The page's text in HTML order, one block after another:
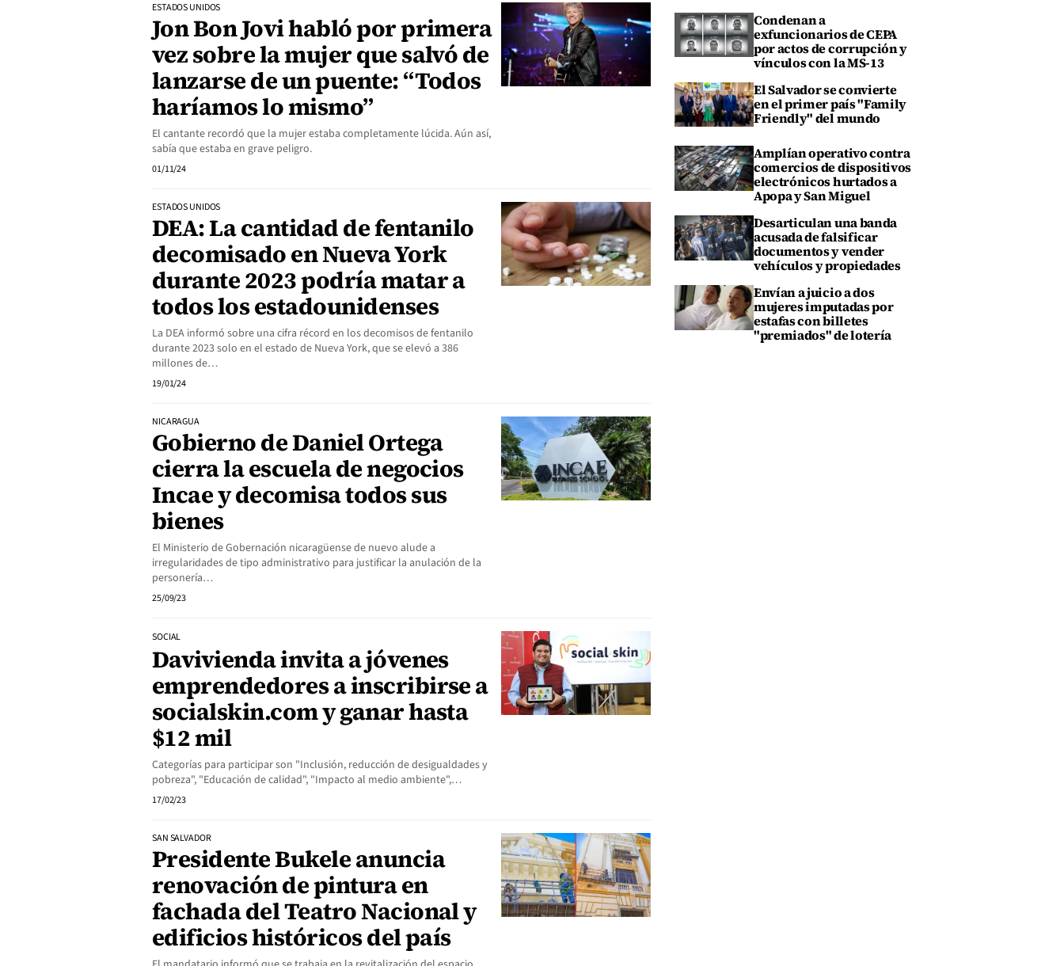
ESTADOS UNIDOS
Jon Bon Jovi habló por primera
vez sobre la mujer que salvó de
lanzarse de un puente: “Todos
haríamos lo mismo”
El cantante recordó que la mujer estaba completamente lúcida. Aún así,
sabía que estaba en grave peligro.
01/11/24
ESTADOS UNIDOS
DEA: La cantidad de fentanilo
decomisado en Nueva York
durante 2023 podría matar a
todos los estadounidenses
La DEA informó sobre una cifra récord en los decomisos de fentanilo
durante 2023 solo en el estado de Nueva York, que se elevó a 386
millones de…
19/01/24
NICARAGUA
Gobierno de Daniel Ortega
cierra la escuela de negocios
Incae y decomisa todos sus
bienes
El Ministerio de Gobernación nicaragüense de nuevo alude a
irregularidades de tipo administrativo para justificar la anulación de la
personería…
25/09/23
SOCIAL
Davivienda invita a jóvenes
emprendedores a inscribirse a
socialskin.com y ganar hasta
$12 mil
Categorías para participar son "Inclusión, reducción de desigualdades y
pobreza", "Educación de calidad", "Impacto al medio ambiente",…
17/02/23
SAN SALVADOR
Presidente Bukele anuncia
renovación de pintura en
fachada del Teatro Nacional y
edificios históricos del país
Condenan a
exfuncionarios de CEPA
por actos de corrupción y
vínculos con la MS-13
El Salvador se convierte
en el primer país "Family
Friendly" del mundo
Amplían operativo contra
comercios de dispositivos
electrónicos hurtados a
Apopa y San Miguel
Desarticulan una banda
acusada de falsificar
documentos y vender
vehículos y propiedades
Envían a juicio a dos
mujeres imputadas por
estafas con billetes
"premiados" de lotería